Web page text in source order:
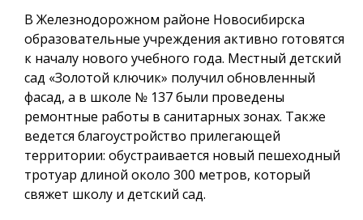
В Железнодорожном районе Новосибирска
образовательные учреждения активно готовятся
к началу нового учебного года. Местный детский
сад «Золотой ключик» получил обновленный
фасад, а в школе № 137 были проведены
ремонтные работы в санитарных зонах. Также
ведется благоустройство прилегающей
территории: обустраивается новый пешеходный
тротуар длиной около 300 метров, который
свяжет школу и детский сад.